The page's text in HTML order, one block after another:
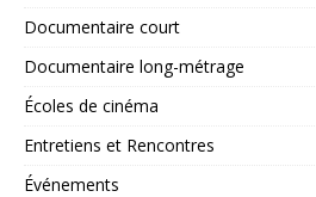
Documentaire court
Documentaire long-métrage
Écoles de cinéma
Entretiens et Rencontres
Événements